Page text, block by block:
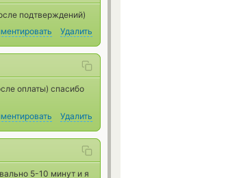
подтверждений)
Удалить
оплаты) спасибо
Удалить
5-10 минут и я